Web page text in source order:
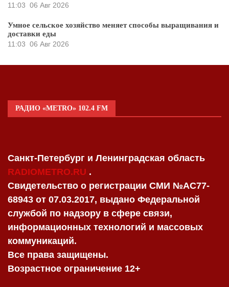
11:03 06 Авг 2026
Умное сельское хозяйство меняет способы выращивания и
доставки еды
11:03 06 Авг 2026
РАДИО «METRO» 102.4 FM
Санкт-Петербург и Ленинградская область
RADIOMETRO.RU .
Свидетельство о регистрации СМИ №AC77-
68943 от 07.03.2017, выдано Федеральной
службой по надзору в сфере связи,
информационных технологий и массовых
коммуникаций.
Все права защищены.
Возрастное ограничение 12+